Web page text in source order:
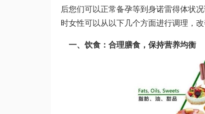
后您们可以正常备孕等到身诺雷得体状
时女性可以从以下几个方面进行调理，
一、饮食：合理膳食，保持营养均衡